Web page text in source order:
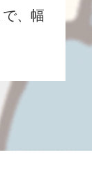
、幅